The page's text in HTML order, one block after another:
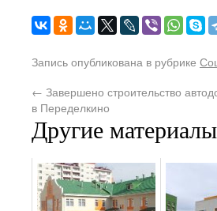
Запись опубликована в рубрике
← Завершено строительство
в Переделкино
Другие